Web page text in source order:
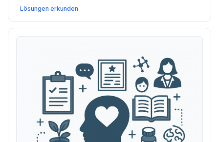
Bestellungen zu optimieren, Schlüsselkonten zu
verwalten und den Dokumentenfluss zu verbessern.
Lösungen erkunden